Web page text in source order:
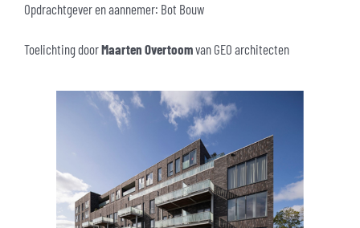
Opdrachtgever en aannemer: Bot Bouw
Toelichting doorMaarten Overtoomvan GEO architecten